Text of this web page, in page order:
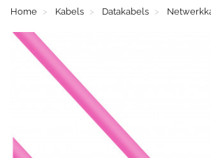
Home Kabels Datakabels